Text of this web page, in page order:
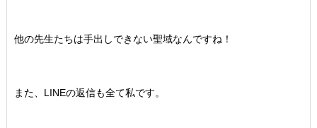
他の先生たちは手出しできない聖域なんですね！
また、LINEの返信も全て私です。